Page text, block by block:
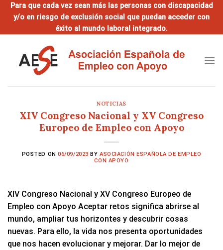
SaltarPara que cada vez sean más las personas con discapacidad
y/o en riesgo de exclusión social que puedan acceder con
éxito al mundo laboral integrado.
NOTICIAS
XIV Congreso Nacional y XV Congreso
Europeo de Empleo con Apoyo
POSTED ON06/09/2023 BYASOCIACIÓN ESPAÑOLA DE EMPLEO
CON APOYO
XIV Congreso Nacional y XV Congreso Europeo de
Empleo con Apoyo Aceptar retos significa abrirse al
mundo, ampliar tus horizontes y descubrir cosas
nuevas. Para ello, la vida nos presenta oportunidades
que nos hacen evolucionar y mejorar. Dar lo mejor de